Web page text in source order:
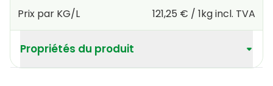
Prix par KG/L 121,25 € / 1kgincl. TVA
Propriétés du produit